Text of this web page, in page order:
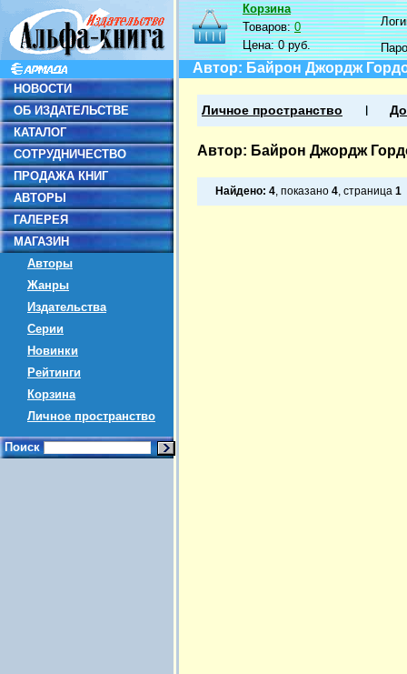
НОВОСТИ
ОБ ИЗДАТЕЛЬСТВЕ
КАТАЛОГ
СОТРУДНИЧЕСТВО
ПРОДАЖА КНИГ
АВТОРЫ
ГАЛЕРЕЯ
МАГАЗИН
Авторы
Жанры
Издательства
Серии
Новинки
Рейтинги
Корзина
Личное пространство
Поиск
Корзина
Товаров:0
Цена:0 руб.
Автор: Байрон Джордж
Личное пространство
Автор: Байрон Джордж
Найдено: 4, показано 4, страница 1